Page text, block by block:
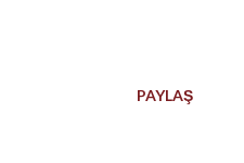
PAYLAŞ